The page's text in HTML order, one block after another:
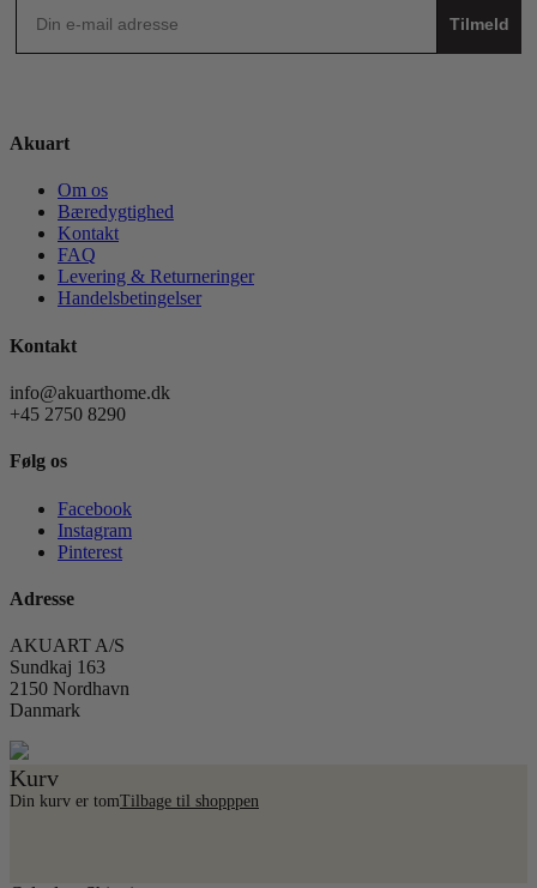
Tilmeld
Akuart
Om os
Bæredygtighed
Kontakt
FAQ
Levering & Returneringer
Handelsbetingelser
Kontakt
info@akuarthome.dk
+45 2750 8290
Følg os
Facebook
Instagram
Pinterest
Adresse
AKUART A/S
Sundkaj 163
2150 Nordhavn
Danmark
Kurv
Din kurv er tomTilbage til shopppen